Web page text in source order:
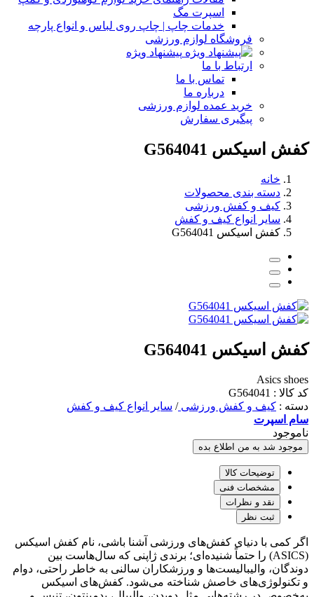
اسپرت مگ
خدمات چاپ | چاپ روی لباس و انواع پارچه
فروشگاه لوازم ورزشی
پیشنهاد ویژه
ارتباط با ما
تماس با ما
درباره ما
خرید عمده لوازم ورزشی
پیگیری سفارش
کفش اسیکس G564041
خانه
دسته بندی محصولات
کیف و کفش ورزشی
سایر انواع کیف و کفش
کفش اسیکس G564041
کفش اسیکس G564041
Asics shoes
کد کالا : G564041
دسته : کیف و کفش ورزشی/ سایر انواع کیف و کفش
سام اسپرت
ناموجود
موجود شد به من اطلاع بده
توضیحات کالا
مشخصات فنی
نقد و نظرات
ثبت نظر
اگر کمی با دنیای کفش‌های ورزشی آشنا باشی، نام کفش اسیکس
(ASICS) را حتماً شنیده‌ای؛ برندی ژاپنی که سال‌هاست بین
دوندگان، والیبالیست‌ها و ورزشکاران سالنی به خاطر راحتی، دوام
و تکنولوژی‌های خاصش شناخته می‌شود. کفش‌های اسیکس